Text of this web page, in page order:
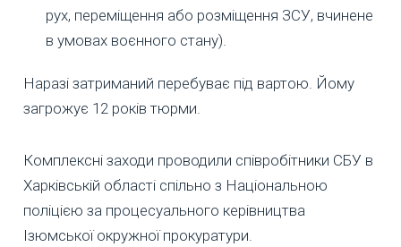
рух, переміщення або розміщення ЗСУ, вчинене
в умовах воєнного стану).
Наразі затриманий перебуває під вартою. Йому
загрожує 12 років тюрми.
Комплексні заходи проводили співробітники СБУ в
Харківській області спільно з Національною
поліцією за процесуального керівництва
Ізюмської окружної прокуратури.